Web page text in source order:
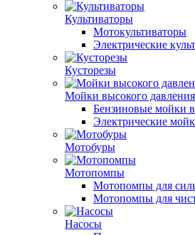
Культиваторы
Мотокультиваторы
Электрические
Кусторезы
Мойки высокого давления
Бензиновые мойки
Электрические
Мотобуры
Мотопомпы
Мотопомпы для
Мотопомпы для
Насосы